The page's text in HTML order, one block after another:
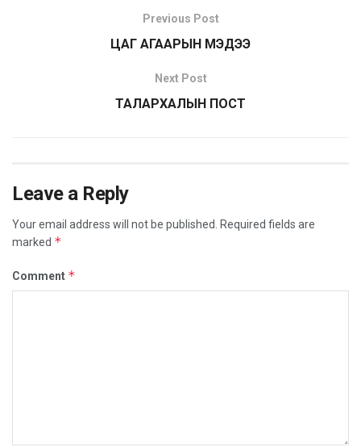
Previous Post
ЦАГ АГААРЫН МЭДЭЭ
Next Post
ТАЛАРХАЛЫН ПОСТ
Leave a Reply
Your email address will not be published.
Required fields are
marked *
Comment *